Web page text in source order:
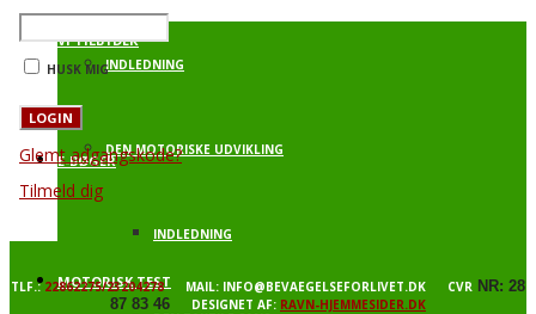
VI TILBYDER
E-BØGER
MOTORISK TEST
INDLEDNING
DEN MOTORISKE UDVIKLING
INDLEDNING
HUSK MIG
Glemt adgangskode?
Tilmeld dig
TLF.:22862275/23204278MAIL: INFO@BEVAEGELSEFORLIVET.DK CVR NR: 28
87 83 46 DESIGNET AF: RAVN-HJEMMESIDER.DK